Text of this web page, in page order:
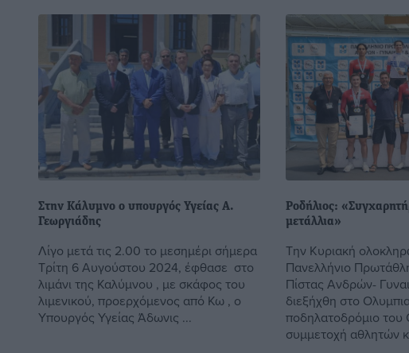
Στην Κάλυμνο ο υπουργός Υγείας Α.
Γεωργιάδης
Λίγο μετά τις 2.00 το μεσημέρι σήμερα
Τρίτη 6 Αυγούστου 2024, έφθασε στο
λιμάνι της Καλύμνου , με σκάφος του
λιμενικού, προερχόμενος από Κω , ο
Υπουργός Υγείας Άδωνις ...
Ροδήλιος:
μετάλλια»
Την Κυριακή
Πανελλήνιο
Πίστας Ανδρών-
διεξήχθη στο
ποδηλατοδρόμιο
συμμετοχή αθλητών